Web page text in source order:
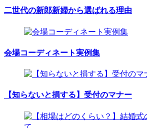
二世代の新郎新婦から選ばれる理由
会場コーディネート実例集
【知らないと損する】受付のマナー